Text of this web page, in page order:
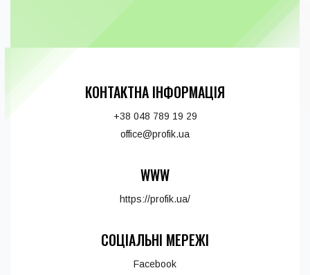
КОНТАКТНА ІНФОРМАЦІЯ
+38 048 789 19 29
office@profik.ua
WWW
https://profik.ua/
СОЦІАЛЬНІ МЕРЕЖІ
Facebook